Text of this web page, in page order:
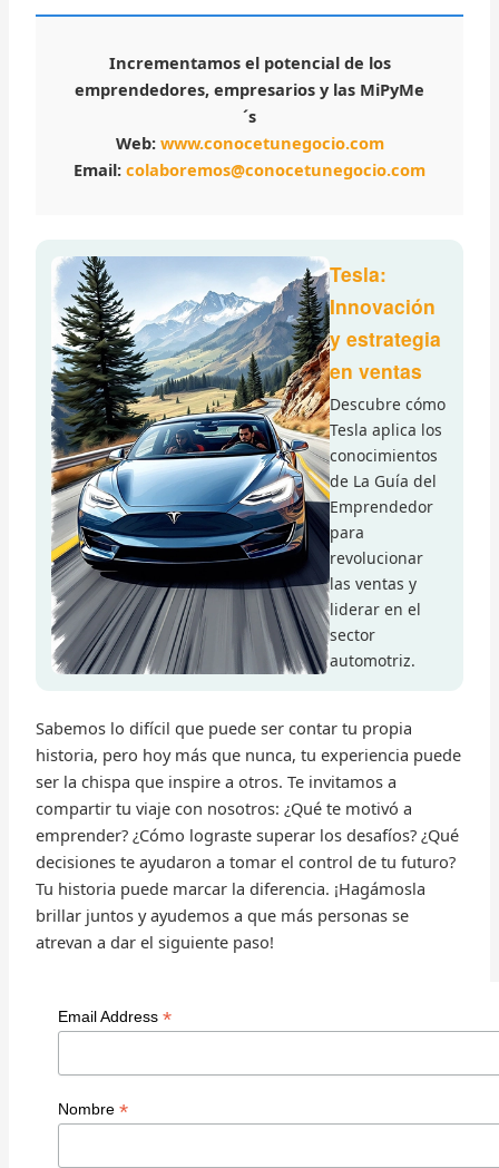
Incrementamos el potencial de los
emprendedores, empresarios y las MiPyMe
´s
Web: www.conocetunegocio.com
Email: colaboremos@conocetunegocio.com
Tesla:
Innovación
y estrategia
en ventas
Descubre cómo
Tesla aplica los
conocimientos
de La Guía del
Emprendedor
para
revolucionar
las ventas y
liderar en el
sector
automotriz.
Sabemos lo difícil que puede ser contar tu propia
historia, pero hoy más que nunca, tu experiencia puede
ser la chispa que inspire a otros. Te invitamos a
compartir tu viaje con nosotros: ¿Qué te motivó a
emprender? ¿Cómo lograste superar los desafíos? ¿Qué
decisiones te ayudaron a tomar el control de tu futuro?
Tu historia puede marcar la diferencia. ¡Hagámosla
brillar juntos y ayudemos a que más personas se
atrevan a dar el siguiente paso!
Email Address *
Nombre *